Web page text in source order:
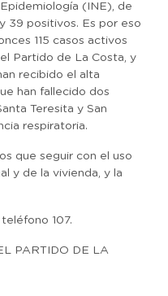
(INE), de
39 positivos. Es por eso
115 casos activos
Partido de La Costa, y
recibido el alta
han fallecido dos
Teresita y San
respiratoria.
que seguir con el uso
y de la vivienda, y la
107.
PARTIDO DE LA